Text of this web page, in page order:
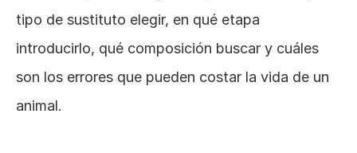
tipo de sustituto elegir, en qué etapa
introducirlo, qué composición buscar y cuáles
son los errores que pueden costar la vida de un
animal.